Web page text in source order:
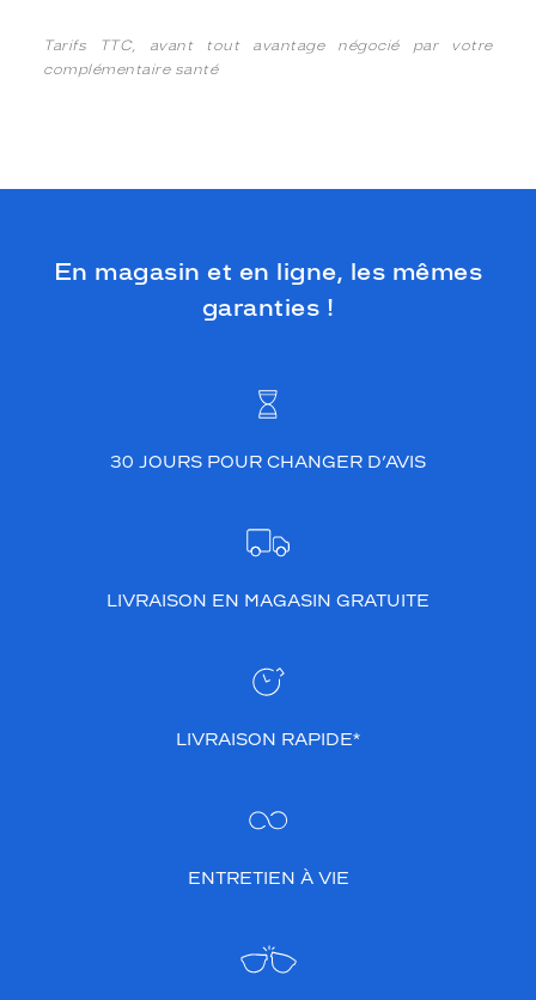
Tarifs TTC, avant tout avantage négocié par votre
complémentaire santé
En magasin et en ligne, les mêmes
garanties !
30 JOURS POUR CHANGER D’AVIS
LIVRAISON EN MAGASIN GRATUITE
LIVRAISON RAPIDE*
ENTRETIEN À VIE